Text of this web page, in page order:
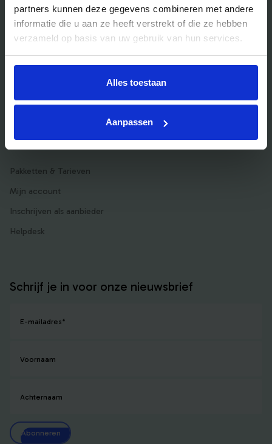
partners kunnen deze gegevens combineren met andere
informatie die u aan ze heeft verstrekt of die ze hebben
verzameld op basis van uw gebruik van hun services.
Alles toestaan
Aanpassen
Bedrijfsuitje actief
Bedrijfsuitje Brabant
Bedrijfsuitje Limburg
Pakketten & Tarieven
Mijn account
Inschrijven als aanbieder
Helpdesk
Schrijf je in voor onze nieuwsbrief
E-mailadres*
Voornaam
Achternaam
Abonneren